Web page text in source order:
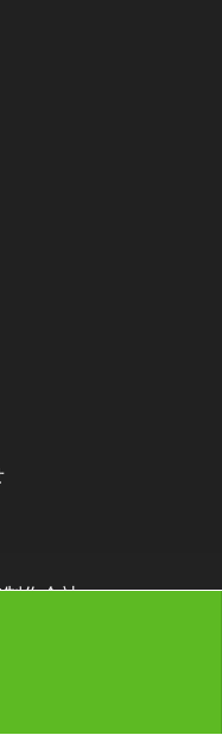
作会社
イン
ン All Rights Reserved.